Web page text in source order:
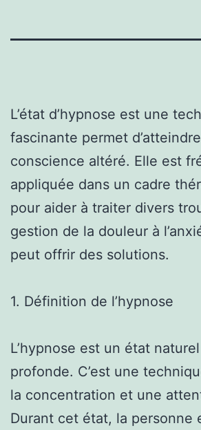
L’état d’hypnose est une
fascinante permet
conscience altéré. Elle est
appliquée dans un cadre
pour aider à traiter divers
gestion de la douleur à
peut offrir des solutions.
1. Définition de l’hypnose
L’hypnose est un état
profonde. C’est une
la concentration et une
Durant cet état, la personne